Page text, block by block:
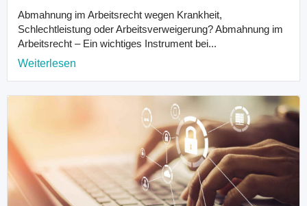
Abmahnung im Arbeitsrecht wegen Krankheit,
Schlechtleistung oder Arbeitsverweigerung? Abmahnung im
Arbeitsrecht – Ein wichtiges Instrument bei...
Weiterlesen